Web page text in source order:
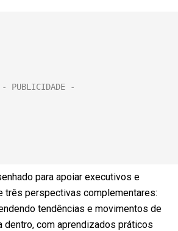
para apoiar executivos e
três perspectivas complementares:
tendências e movimentos de
dentro, com aprendizados práticos